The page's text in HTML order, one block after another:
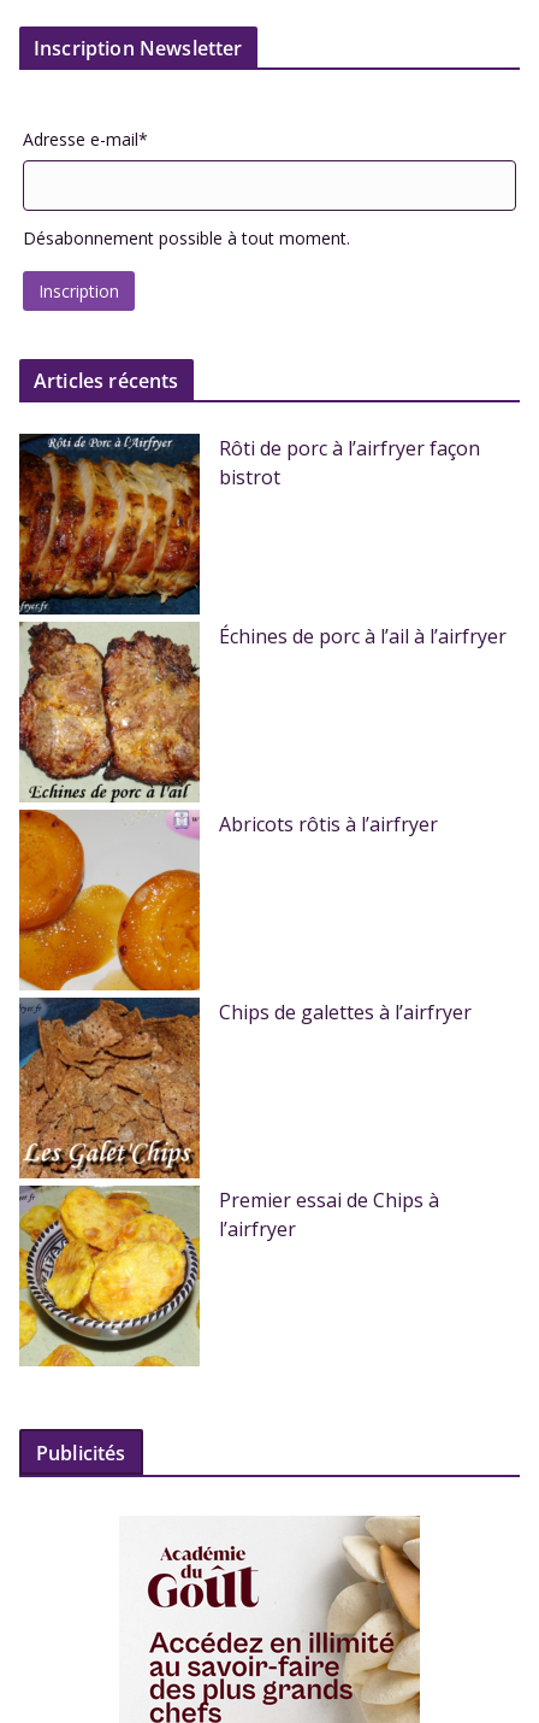
Inscription Newsletter
Adresse e-mail*
Désabonnement possible à tout moment.
Articles récents
Rôti de porc à l’airfryer façon
bistrot
Échines de porc à l’ail à l’airfryer
Abricots rôtis à l’airfryer
Chips de galettes à l’airfryer
Premier essai de Chips à
l’airfryer
Publicités